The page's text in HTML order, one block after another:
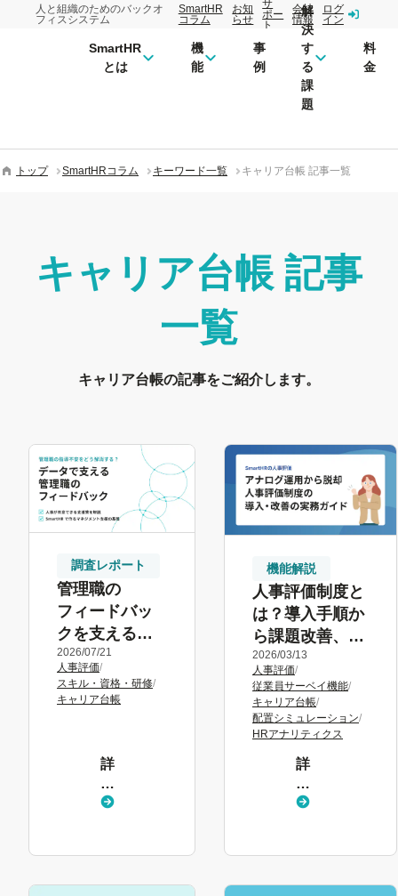
人と組織のためのバックオ
フィスシステム
SmartHR
コラム
お知
らせ
サ
ポー
ト
会社
情報
ログ
イン
SmartHR
とは
機
能
事
例
解
決
す
る
課
題
料
金
トップ SmartHRコラム キーワード一覧 キャリア台帳 記事一覧
キャリア台帳 記事
一覧
キャリア台帳の記事をご紹介します。
調査レポート
管理職の
フィードバッ
クを支える人
事評価データ
の仕組み
2026/07/21
人事評価/
スキル・資格・研修/
キャリア台帳
詳
し
く
機能解説
人事評価制度と
は？導入手順か
ら課題改善、効
率的な運用方法
まで解説
2026/03/13
人事評価/
従業員サーベイ機能/
キャリア台帳/
配置シミュレーション/
HRアナリティクス
詳
し
く